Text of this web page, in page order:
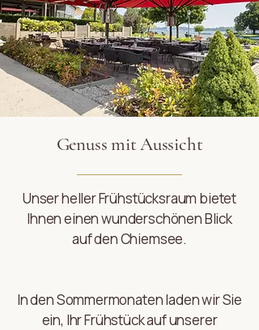
Genuss mit Aussicht
Unser heller Frühstücksraum bietet
Ihnen einen wunderschönen Blick
auf den Chiemsee.
In den Sommermonaten laden wir Sie
ein, Ihr Frühstück auf unserer